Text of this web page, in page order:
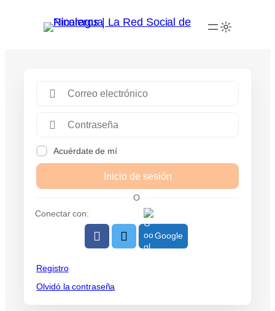
Acuérdate de mí
Inicio de sesión
O
Conectar con:
Google
Registro
Olvidó la contraseña